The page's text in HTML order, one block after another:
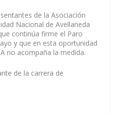
de la Asociación
Nacional de Avellaneda
continúa firme el Paro
y que en esta oportunidad
no acompaña la medida.
de la carrera de